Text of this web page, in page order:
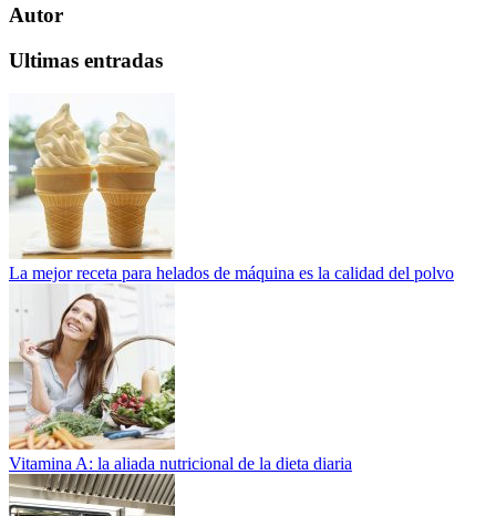
Autor
Ultimas entradas
La mejor receta para helados de máquina es la calidad del polvo
Vitamina A: la aliada nutricional de la dieta diaria